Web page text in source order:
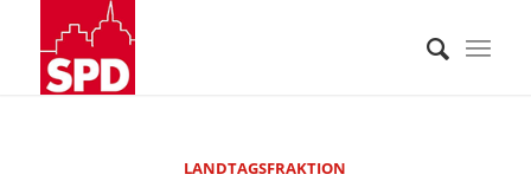
LANDTAGSFRAKTION